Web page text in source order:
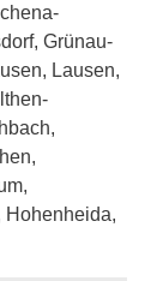
Grünau-
Lausen,
Hohenheida,